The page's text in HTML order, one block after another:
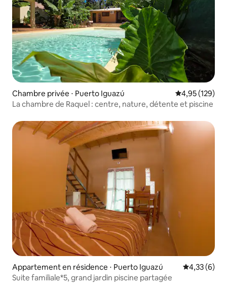
Chambre privée ⋅ Puerto Iguazú Évaluation
4,95 (129)
La chambre de Raquel : centre, nature, détente et piscine
Appartement en résidence ⋅ Puerto Iguazú Évaluation
4,33 (6)
Suite familiale*5, grand jardin piscine partagée